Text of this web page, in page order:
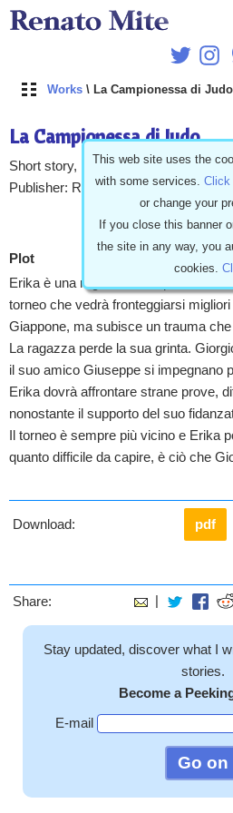
Works \ La Campionessa di Judo
La Campionessa di Judo
Short story, Dramatic, Italiano, 32
Publisher: Renato Mite, Italia 09/30/
Read
Plot
Erika è una ragazza a cui piace il
torneo che vedrà fronteggiarsi migliori
Giappone, ma subisce un trauma
La ragazza perde la sua grinta.
il suo amico Giuseppe si impegnano
Erika dovrà affrontare strane prove,
nonostante il supporto del suo
Il torneo è sempre più vicino e Erika
quanto difficile da capire, è ciò che
Download: pdf
Share:
Stay updated, discover what I
stories.
Become a
E-mail
Go on
This web site uses the
with some services. Click
or change your
If you close this banner
the site in any way, you
cookies.